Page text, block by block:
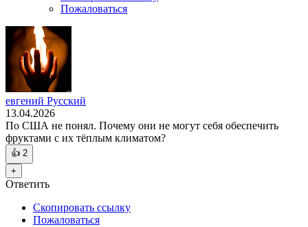
Пожаловаться
евгений Русский
13.04.2026
По США не понял. Почему они не могут себя обеспечить
фруктами с их тёплым климатом?
👍 2
+
Ответить
Скопировать ссылку
Пожаловаться